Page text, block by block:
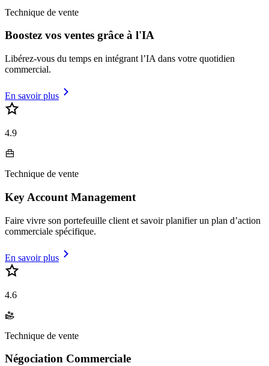
Technique de vente
Boostez vos ventes grâce à l'IA
Libérez-vous du temps en intégrant l’IA dans votre quotidien
commercial.
En savoir plus
4.9
Technique de vente
Key Account Management
Faire vivre son portefeuille client et savoir planifier un plan d’action
commerciale spécifique.
En savoir plus
4.6
Technique de vente
Négociation Commerciale